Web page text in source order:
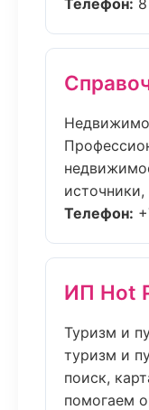
Телефон:
Телефон:
ИП Hot
Туризм и
туризм и
поиск,
помогаем